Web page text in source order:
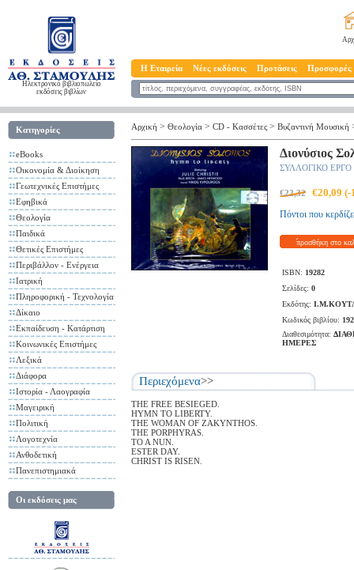
Ηλεκτρονικό βιβλιοπωλείο
εκδόσεις βιβλίων
Η Εταιρεία Νέες εκδόσεις Προτάσεις Προσφορές
Κατηγορίες
eBooks
Οικονομία & Διοίκηση
Γεωτεχνικές Επιστήμες
Εφηβικά
Θεολογία
Παιδικά
Θετικές Επιστήμες
Περιβάλλον - Ενέργεια
Ιατρική
Πληροφορική - Τεχνολογία
Δίκαιο
Εκπαίδευση - Κατάρτιση
Κοινωνικές Επιστήμες
Λεξικά
Διάφορα
Ιστορία - Λαογραφία
Μαγειρική
Πολιτική
Λογοτεχνία
Ανθοδετική
Πανεπιστημιακά
Οι εκδόσεις μας
Αρχική > Θεολογία > CD - Kασσέτες > Βυζαντινή Μουσική
Διονύσιος
ΣΥΛΛΟΓΙΚΟ ΕΡΓΟ
€22,32 €20,09
Πόντοι που
προσθήκη στο
ISBN: 19282
Σελίδες: 0
Εκδότης:
Κωδικός βιβλίου:
Διαθεσιμότητα:
ΗΜΕΡΕΣ
Περιεχόμενα>>
THE FREE BESIEGED.
HYMN TO LIBERTY.
THE WOMAN OF ZAKYNTHOS.
THE PORPHYRAS.
TO A NUN.
ESTER DAY.
CHRIST IS RISEN.